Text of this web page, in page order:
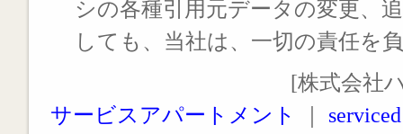
シの各種引用元データの変更、
しても、当社は、一切の責任を
[株式会社
サービスアパートメント